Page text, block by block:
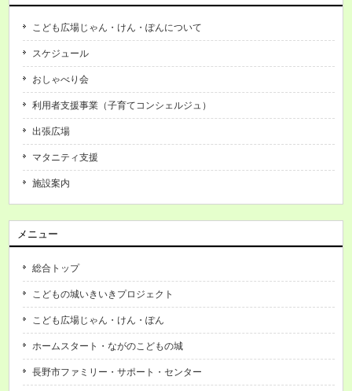
こども広場じゃん・けん・ぽんについて
スケジュール
おしゃべり会
利用者支援事業（子育てコンシェルジュ）
出張広場
マタニティ支援
施設案内
メニュー
総合トップ
こどもの城いきいきプロジェクト
こども広場じゃん・けん・ぽん
ホームスタート・ながのこどもの城
長野市ファミリー・サポート・センター